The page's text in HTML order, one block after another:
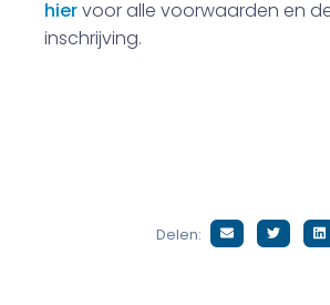
hiervoor alle voorwaarden en
inschrijving.
Delen: